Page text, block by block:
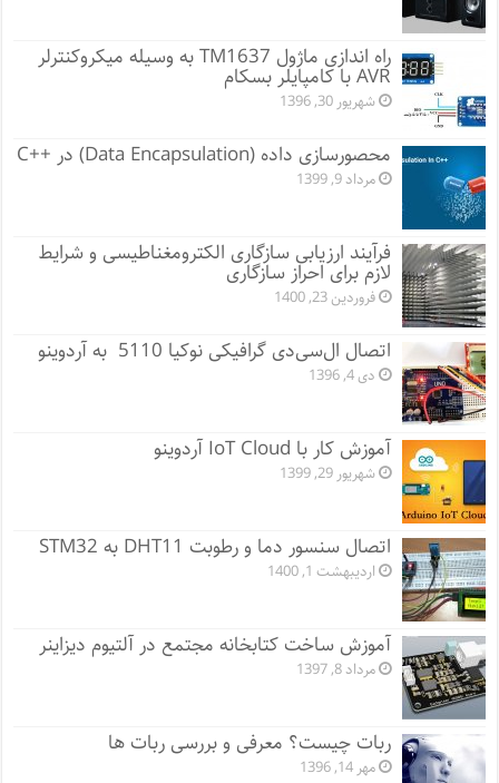
راه اندازی ماژول TM1637 به وسیله میکروکنترلر
AVR با کامپایلر بسکام
شهریور 30, 1396
محصورسازی داده (Data Encapsulation) در ++C
مرداد 9, 1399
فرآیند ارزیابی سازگاری الکترومغناطیسی و شرایط
لازم برای احراز سازگاری
فروردین 23, 1400
اتصال ال‌سی‌دی گرافیکی نوکیا 5110 به آردوینو
دی 4, 1396
آموزش کار با IoT Cloud آردوینو
شهریور 29, 1399
اتصال سنسور دما و رطوبت DHT11 به STM32
اردیبهشت 1, 1400
آموزش ساخت کتابخانه مجتمع در آلتیوم دیزاینر
مرداد 8, 1397
ربات چیست؟ معرفی و بررسی ربات ها
مهر 14, 1396